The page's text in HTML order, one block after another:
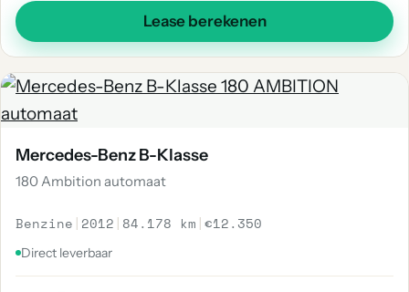
Lease berekenen
Mercedes-Benz B-Klasse
180 Ambition automaat
Benzine | 2012 | 84.178 km |€12.350
Direct leverbaar